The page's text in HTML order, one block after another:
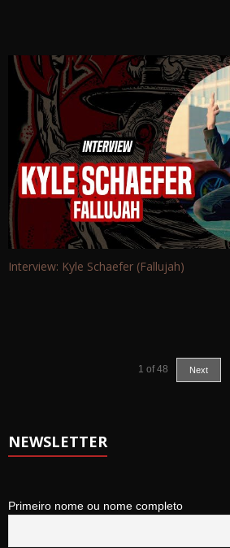
Interview: Kyle Schaefer (Fallujah)
1 of 48 Next
NEWSLETTER
Primeiro nome ou nome completo